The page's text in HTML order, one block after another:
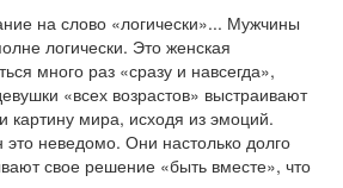
на слово «логически»... Мужчины
логически. Это женская
много раз «сразу и навсегда»,
«всех возрастов» выстраивают
картину мира, исходя из эмоций.
неведомо. Они настолько долго
свое решение «быть вместе», что